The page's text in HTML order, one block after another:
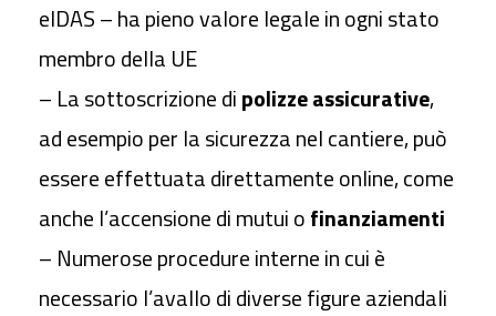
eIDAS – ha pieno valore legale in ogni stato
membro della UE
– La sottoscrizione dipolizze assicurative,
ad esempio per la sicurezza nel cantiere, può
essere effettuata direttamente online, come
anche l’accensione di mutui ofinanziamenti
– Numerose procedure interne in cui è
necessario l’avallo di diverse figure aziendali